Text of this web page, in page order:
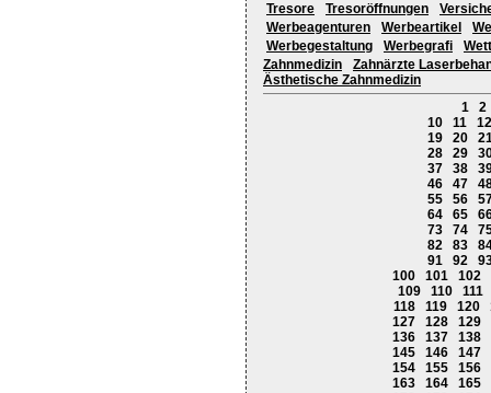
Tresore
Tresoröffnungen
Werbeagenturen
Werbeartikel
Werbegestaltung
Werbegrafi
Zahnmedizin
Zahnärzte
Ästhetische Zahnmedizin
1
2
10
11
12
19
20
28
29
37
38
46
47
55
56
64
65
73
74
82
83
91
92
100
101
102
109
110
111
118
119 120
127
128
129
136
137
138
145
146
147
154
155
156
163
164
165